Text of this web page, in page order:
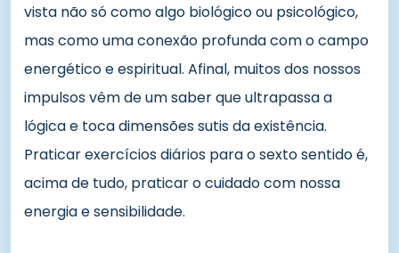
vista não só como algo biológico ou psicológico,
mas como uma conexão profunda com o campo
energético e espiritual. Afinal, muitos dos nossos
impulsos vêm de um saber que ultrapassa a
lógica e toca dimensões sutis da existência.
Praticar exercícios diários para o sexto sentido é,
acima de tudo, praticar o cuidado com nossa
energia e sensibilidade.